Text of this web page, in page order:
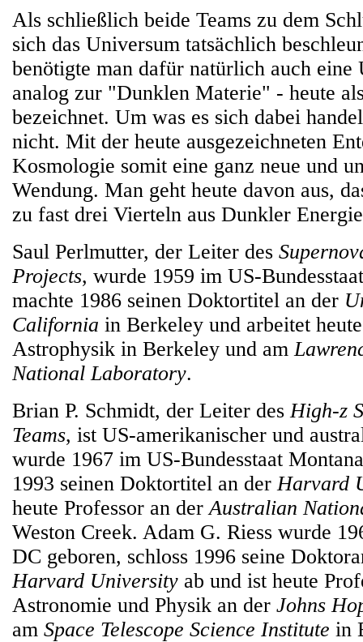
Als schließlich beide Teams zu dem
sich das Universum tatsächlich
benötigte man dafür natürlich auch eine
analog zur "Dunklen Materie" - heute
bezeichnet. Um was es sich dabei
nicht. Mit der heute ausgezeichneten
Kosmologie somit eine ganz neue und
Wendung. Man geht heute davon aus,
zu fast drei Vierteln aus Dunkler
Saul Perlmutter, der Leiter des
Projects, wurde 1959 im US-
machte 1986 seinen Doktortitel an der
California in Berkeley und arbeitet
Astrophysik in Berkeley und am
National Laboratory.
Brian P. Schmidt, der Leiter desHigh-z
Teams, ist US-amerikanischer und
wurde 1967 im US-Bundesstaat
1993 seinen Doktortitel an derHarvard
heute Professor an derAustralian
Weston Creek. Adam G. Riess wurde
DC geboren, schloss 1996 seine
Harvard University ab und ist heute
Astronomie und Physik an der Johns
am Space Telescope Science Institute in